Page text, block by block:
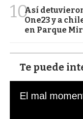
10Así
One23 y a
en Parque
Te puede